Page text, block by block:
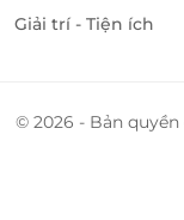
Giải trí - Tiện ích
© 2026 - Bản